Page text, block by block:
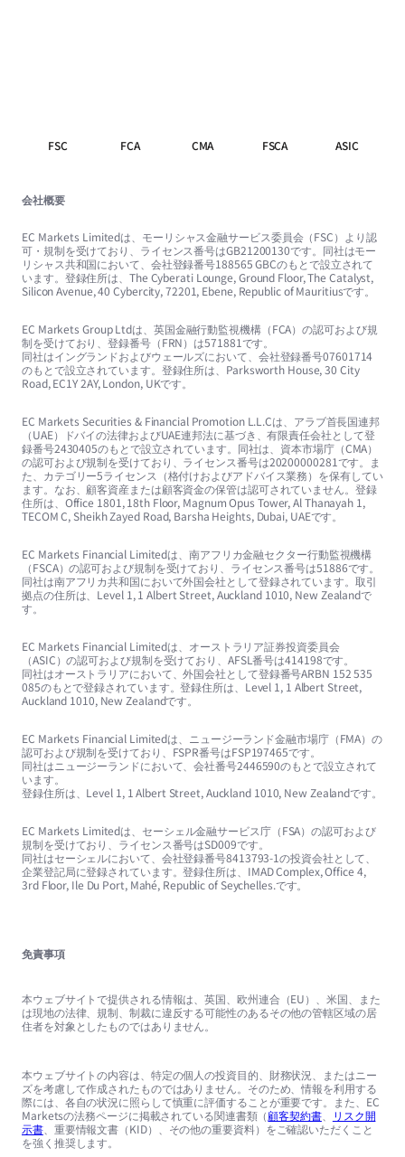
FSC FCA CMA FSCA ASIC
会社概要
EC Markets Limitedは、モーリシャス金融サービス委員会（FSC）より認
可・規制を受けており、ライセンス番号はGB21200130です。同社はモー
リシャス共和国において、会社登録番号188565 GBCのもとで設立されて
います。登録住所は、The Cyberati Lounge, Ground Floor, The Catalyst,
Silicon Avenue, 40 Cybercity, 72201, Ebene, Republic of Mauritiusです。
EC Markets Group Ltdは、英国金融行動監視機構（FCA）の認可および規
制を受けており、登録番号（FRN）は571881です。
同社はイングランドおよびウェールズにおいて、会社登録番号07601714
のもとで設立されています。登録住所は、Parksworth House, 30 City
Road, EC1Y 2AY, London, UKです。
EC Markets Securities & Financial Promotion L.L.Cは、アラブ首長国連邦
（UAE）ドバイの法律およびUAE連邦法に基づき、有限責任会社として登
録番号2430405のもとで設立されています。同社は、資本市場庁（CMA）
の認可および規制を受けており、ライセンス番号は20200000281です。ま
た、カテゴリー5ライセンス（格付けおよびアドバイス業務）を保有してい
ます。なお、顧客資産または顧客資金の保管は認可されていません。登録
住所は、Office 1801, 18th Floor, Magnum Opus Tower, Al Thanayah 1,
TECOM C, Sheikh Zayed Road, Barsha Heights, Dubai, UAEです。
EC Markets Financial Limitedは、南アフリカ金融セクター行動監視機構
（FSCA）の認可および規制を受けており、ライセンス番号は51886です。
同社は南アフリカ共和国において外国会社として登録されています。取引
拠点の住所は、Level 1, 1 Albert Street, Auckland 1010, New Zealandで
す。
EC Markets Financial Limitedは、オーストラリア証券投資委員会
（ASIC）の認可および規制を受けており、AFSL番号は414198です。
同社はオーストラリアにおいて、外国会社として登録番号ARBN 152 535
085のもとで登録されています。登録住所は、Level 1, 1 Albert Street,
Auckland 1010, New Zealandです。
EC Markets Financial Limitedは、ニュージーランド金融市場庁（FMA）の
認可および規制を受けており、FSPR番号はFSP197465です。
同社はニュージーランドにおいて、会社番号2446590のもとで設立されて
います。
登録住所は、Level 1, 1 Albert Street, Auckland 1010, New Zealandです。
EC Markets Limitedは、セーシェル金融サービス庁（FSA）の認可および
規制を受けており、ライセンス番号はSD009です。
同社はセーシェルにおいて、会社登録番号8413793-1の投資会社として、
企業登記局に登録されています。登録住所は、IMAD Complex, Office 4,
3rd Floor, Ile Du Port, Mahé, Republic of Seychelles.です。
免責事項
本ウェブサイトで提供される情報は、英国、欧州連合（EU）、米国、また
は現地の法律、規制、制裁に違反する可能性のあるその他の管轄区域の居
住者を対象としたものではありません。
本ウェブサイトの内容は、特定の個人の投資目的、財務状況、またはニー
ズを考慮して作成されたものではありません。そのため、情報を利用する
際には、各自の状況に照らして慎重に評価することが重要です。また、EC
Marketsの法務ページに掲載されている関連書類（顧客契約書、
リスク開
示書、重要情報文書（KID）、その他の重要資料）をご確認いただくこと
を強く推奨します。